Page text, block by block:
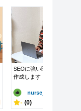
SEOに強い医療記事を
作成します
nurse_..
- (0)